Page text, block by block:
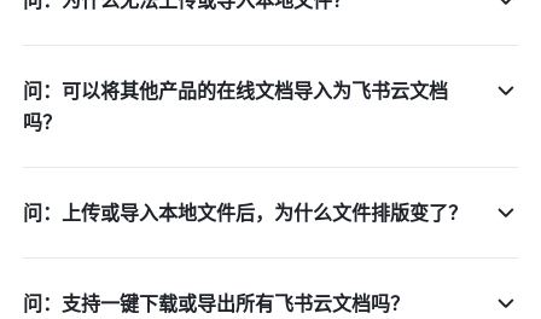
问：可以将其他产品的在线文档导入为飞书云文档
吗？
问：上传或导入本地文件后，为什么文件排版变了？
问：支持一键下载或导出所有飞书云文档吗？